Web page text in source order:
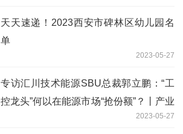
天天速递！2023西安市碑林区幼儿园名
单
2023-05-27
专访汇川技术能源SBU总裁郭立鹏：“工
控龙头”何以在能源市场“抢份额”？丨产业
2023-05-27